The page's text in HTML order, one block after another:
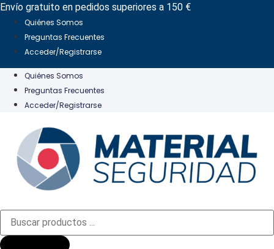
Ir
contenido
Envío gratuito en pedidos superiores a 150 €
Quiénes Somos
Preguntas Frecuentes
Acceder/Registrarse
Quiénes Somos
Preguntas Frecuentes
Acceder/Registrarse
Búsqueda
productos